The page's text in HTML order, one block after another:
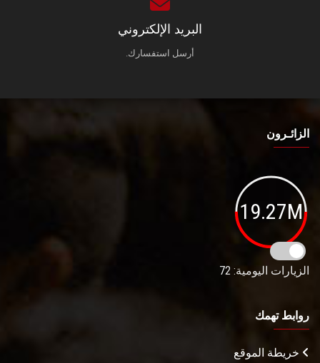
البريد الإلكتروني
أرسل استفسارك.
الزائـرون
19.27M
الزيارات اليومية: 72
روابط تهمك
خريطة الموقع